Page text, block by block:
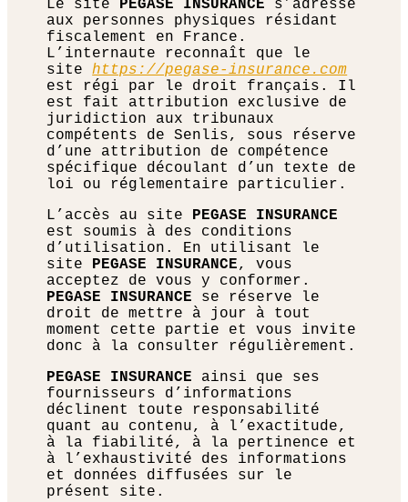
Le site PEGASE INSURANCE s’adresse
aux personnes physiques résidant
fiscalement en France.
L’internaute reconnaît que le
sitehttps://pegase-insurance.com
est régi par le droit français. Il
est fait attribution exclusive de
juridiction aux tribunaux
compétents de Senlis, sous réserve
d’une attribution de compétence
spécifique découlant d’un texte de
loi ou réglementaire particulier.
L’accès au site PEGASE INSURANCE
est soumis à des conditions
d’utilisation. En utilisant le
site PEGASE INSURANCE, vous
acceptez de vous y conformer.
PEGASE INSURANCE se réserve le
droit de mettre à jour à tout
moment cette partie et vous invite
donc à la consulter régulièrement.
PEGASE INSURANCE ainsi que ses
fournisseurs d’informations
déclinent toute responsabilité
quant au contenu, à l’exactitude,
à la fiabilité, à la pertinence et
à l’exhaustivité des informations
et données diffusées sur le
présent site.